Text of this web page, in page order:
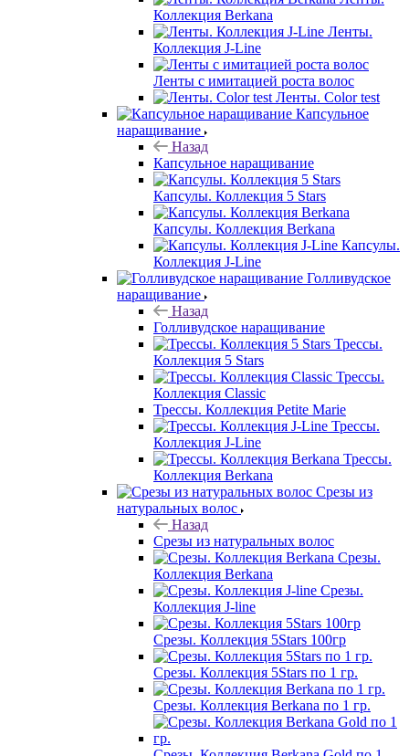
Коллекция Berkana
Ленты.
Коллекция J-Line
Ленты с имитацией роста волос
Ленты. Color test
Капсульное
наращивание
Назад
Капсульное наращивание
Капсулы. Коллекция 5 Stars
Капсулы. Коллекция Berkana
Капсулы.
Коллекция J-Line
Голливудское
наращивание
Назад
Голливудское наращивание
Трессы.
Коллекция 5 Stars
Трессы.
Коллекция Classic
Трессы. Коллекция Petite Marie
Трессы.
Коллекция J-Line
Трессы.
Коллекция Berkana
Срезы из
натуральных волос
Назад
Срезы из натуральных волос
Срезы.
Коллекция Berkana
Срезы.
Коллекция J-line
Срезы. Коллекция 5Stars 100гр
Срезы. Коллекция 5Stars по 1 гр.
Срезы. Коллекция Berkana по 1 гр.